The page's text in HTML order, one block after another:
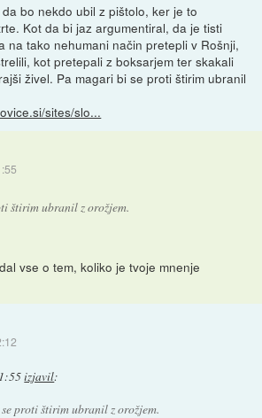
bo nekdo ubil z pištolo, ker je to
Kot da bi jaz argumentiral, da je tisti
na tako nehumani način pretepli v Rošnji,
kot pretepali z boksarjem ter skakali
živel. Pa magari bi se proti štirim ubranil
sites/slo...
štirim ubranil z orožjem.
vse o tem, koliko je tvoje mnenje
izjavil:
proti štirim ubranil z orožjem.